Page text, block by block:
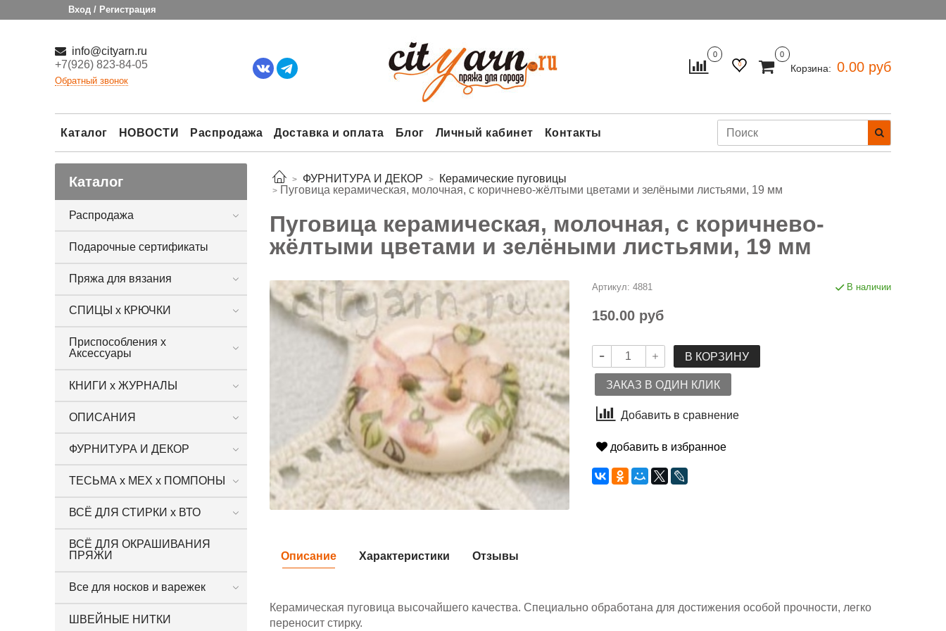
Вход / Регистрация
info@cityarn.ru
+7(926) 823-84-05
Обратный звонок
0
0
0
Корзина: 0.00 руб
Каталог НОВОСТИ Распродажа Доставка и оплата Блог Личный кабинет Контакты
ФУРНИТУРА И ДЕКОР
Керамические пуговицы
Пуговица керамическая, молочная, с коричнево-жёлтыми цветами и зелёными листьями, 19 мм
Пуговица керамическая, молочная, с коричнево-
жёлтыми цветами и зелёными листьями, 19 мм
Артикул: 4881 В наличии
150.00 руб
В КОРЗИНУ
ЗАКАЗ В ОДИН КЛИК
Добавить в сравнение
добавить в избранное
Описание
Керамическая пуговица высочайшего качества. Специально обработана для достижения особой прочности, легко
переносит стирку.
Характеристики Отзывы
Каталог
Распродажа
Подарочные сертификаты
Пряжа для вязания
СПИЦЫ х КРЮЧКИ
Приспособления х
Аксессуары
КНИГИ х ЖУРНАЛЫ
ОПИСАНИЯ
ФУРНИТУРА И ДЕКОР
ТЕСЬМА х МЕХ х ПОМПОНЫ
ВСЁ ДЛЯ СТИРКИ х ВТО
ВСЁ ДЛЯ ОКРАШИВАНИЯ
ПРЯЖИ
Все для носков и варежек
ШВЕЙНЫЕ НИТКИ